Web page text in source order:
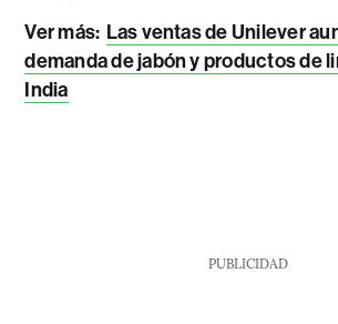
Ver más: Las ventas de Unilever
demanda de jabón y productos de
India
PUBLICIDAD